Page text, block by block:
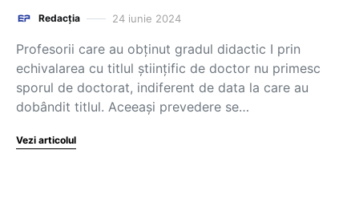
Redacția 24 iunie 2024
Profesorii care au obținut gradul didactic I prin
echivalarea cu titlul științific de doctor nu primesc
sporul de doctorat, indiferent de data la care au
dobândit titlul. Aceeași prevedere se…
Vezi articolul